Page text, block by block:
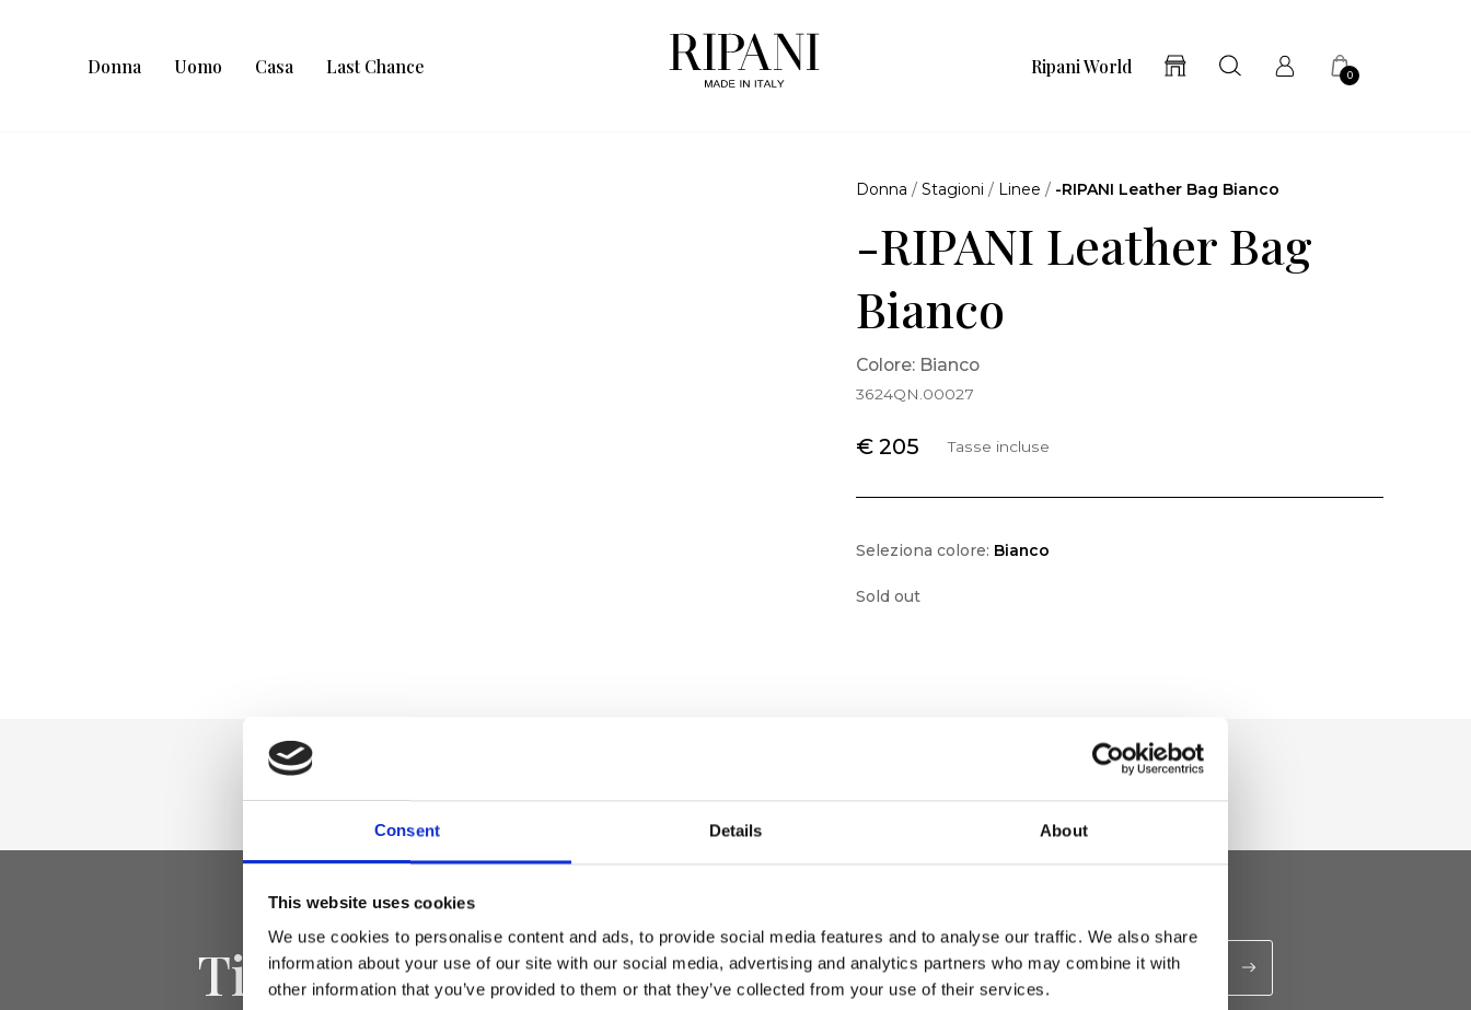
Consent Details About
This website uses cookies
We use cookies to personalise content and ads, to provide social media features and to analyse our traffic. We also share
information about your use of our site with our social media, advertising and analytics partners who may combine it with
other information that you’ve provided to them or that they’ve collected from your use of their services.
Donna Uomo Casa Last Chance Ripani World 0
Donna /Stagioni / Linee / -RIPANI Leather Bag Bianco
-RIPANI Leather Bag
Bianco
Colore: Bianco
3624QN.00027
€ 205 Tasse incluse
Seleziona colore: Bianco
Sold out
Tieniti aggiornato